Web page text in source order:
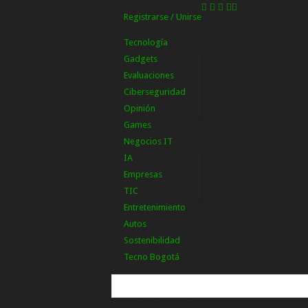
Registrarse / Unirse
Tecnología
Gadgets
Evaluaciones
Ciberseguridad
Opinión
Games
Negocios IT
IA
Empresas
TIC
Entretenimiento
Autos
Sostenibilidad
Tecno Bogotá